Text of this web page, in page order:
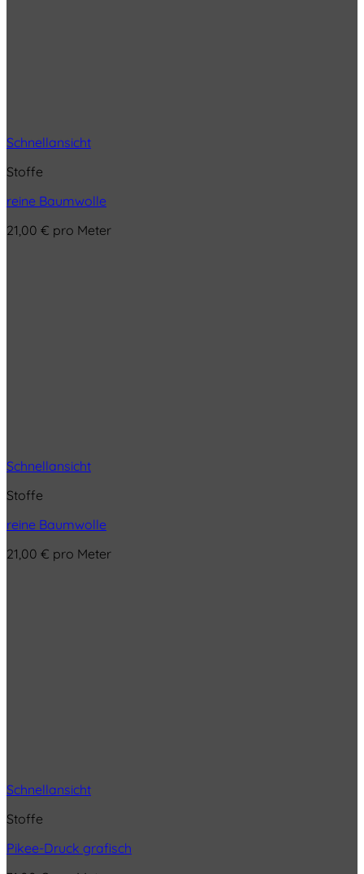
Schnellansicht
Stoffe
reine Baumwolle
21,00 € pro Meter
Schnellansicht
Stoffe
reine Baumwolle
21,00 € pro Meter
Schnellansicht
Stoffe
Pikee-Druck grafisch